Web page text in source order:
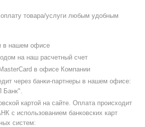
товара/услуги любым удобным
в нашем офисе
на наш расчетный счет
в офисе Компании
через банки-партнеры в нашем офисе:
Банк".
картой на сайте. Оплата происходит
с использованием банковских карт
систем: